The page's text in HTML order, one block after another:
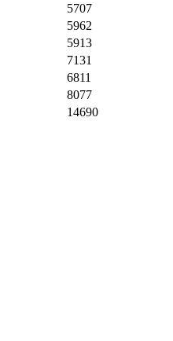
5707
5962
5913
7131
6811
8077
14690